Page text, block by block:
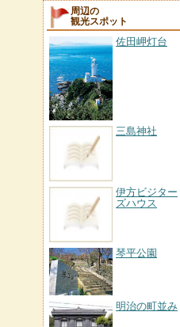
周辺の
観光スポット
佐田岬灯台
三島神社
伊方ビジター
ズハウス
琴平公園
明治の町並み